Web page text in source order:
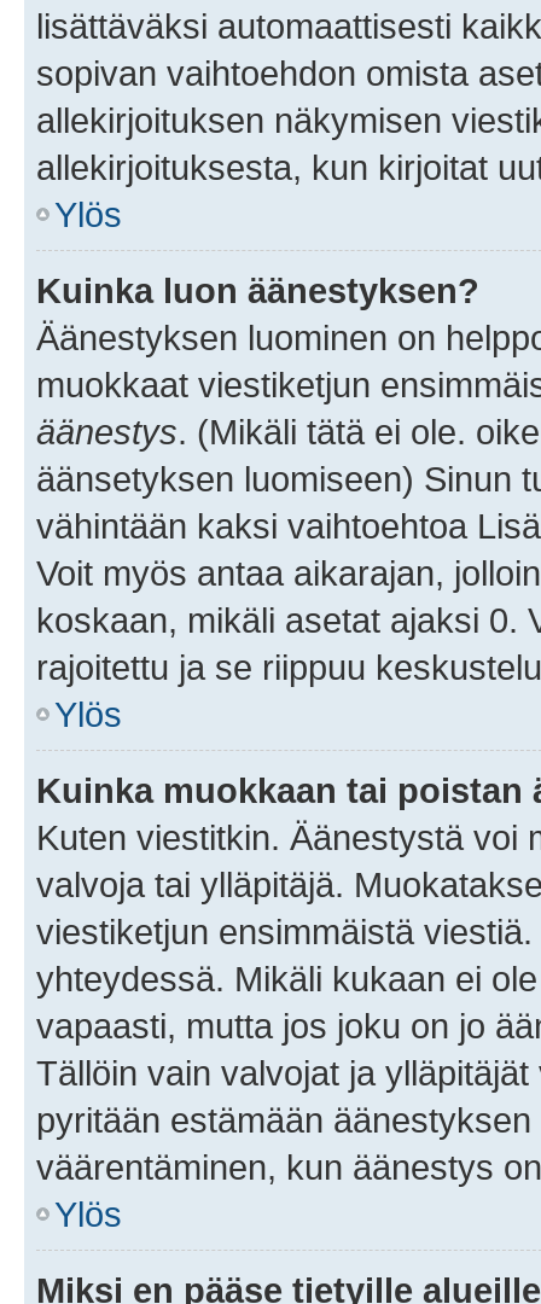
lisättäväksi automaattisesti
sopivan vaihtoehdon omista
allekirjoituksen näkymisen
allekirjoituksesta, kun kirjoitat
Ylös
Kuinka luon äänestyksen?
Äänestyksen luominen on
muokkaat viestiketjun
äänestys. (Mikäli tätä ei ole.
äänsetyksen luomiseen) Sinun
vähintään kaksi vaihtoehtoa
Voit myös antaa aikarajan,
koskaan, mikäli asetat ajaksi 0.
rajoitettu ja se riippuu
Ylös
Kuinka muokkaan tai poistan
Kuten viestitkin. Äänestystä voi
valvoja tai ylläpitäjä.
viestiketjun ensimmäistä
yhteydessä. Mikäli kukaan ei
vapaasti, mutta jos joku on jo
Tällöin vain valvojat ja
pyritään estämään
väärentäminen, kun äänestys
Ylös
Miksi en pääse tietyille